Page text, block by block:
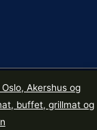
Akershus og
buffet, grillmat og
615 426 MVA.